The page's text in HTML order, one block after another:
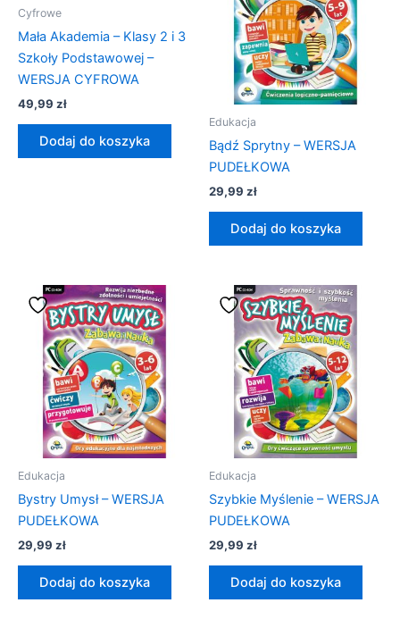
Cyfrowe
Mała Akademia – Klasy 2 i 3
Szkoły Podstawowej –
WERSJA CYFROWA
49,99 zł
Dodaj do koszyka
Edukacja
Bądź Sprytny – WERSJA
PUDEŁKOWA
29,99 zł
Dodaj do koszyka
Edukacja
Bystry Umysł – WERSJA
PUDEŁKOWA
29,99 zł
Dodaj do koszyka
Edukacja
Szybkie Myślenie – WERSJA
PUDEŁKOWA
29,99 zł
Dodaj do koszyka